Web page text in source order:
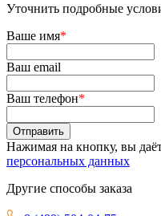
Уточнить подробные
Ваше имя*
Ваш email
Ваш телефон*
Нажимая на кнопку, вы
персональных данных
Другие способы заказа